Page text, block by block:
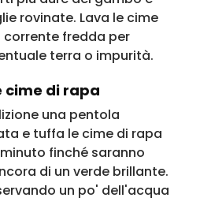
rovinate. Lava le cime
fredda per
terra o impurità.
cime di rapa
una pentola
e tuffa le cime di rapa
finché saranno
di un verde brillante.
un po' dell'acqua